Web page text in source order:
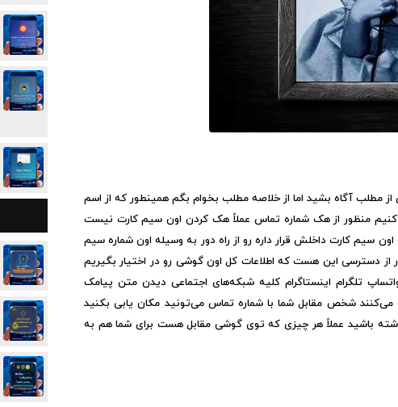
مطلب آگاه بشید اما از خلاصه مطلب بخوام بگم همینطور که از اسم
منظور از هک شماره تماس عملاً هک کردن اون سیم کارت نیست
کارت داخلش قرار داره رو از راه دور به وسیله اون شماره سیم
دسترسی این هست که اطلاعات کل اون گوشی رو در اختیار بگیریم
تلگرام اینستاگرام کلیه شبکه‌های اجتماعی دیدن متن پیامک
شخص مقابل شما با شماره تماس می‌تونید مکان یابی بکنید
باشید عملاً هر چیزی که توی گوشی مقابل هست برای شما هم به